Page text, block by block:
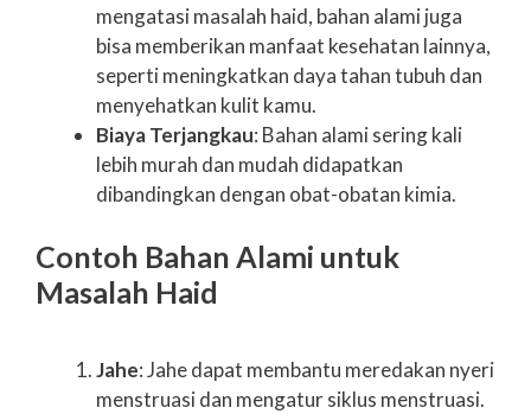
mengatasi masalah haid, bahan alami juga
bisa memberikan manfaat kesehatan lainnya,
seperti meningkatkan daya tahan tubuh dan
menyehatkan kulit kamu.
Biaya Terjangkau: Bahan alami sering kali
lebih murah dan mudah didapatkan
dibandingkan dengan obat-obatan kimia.
Contoh Bahan Alami untuk
Masalah Haid
Jahe: Jahe dapat membantu meredakan nyeri
menstruasi dan mengatur siklus menstruasi.